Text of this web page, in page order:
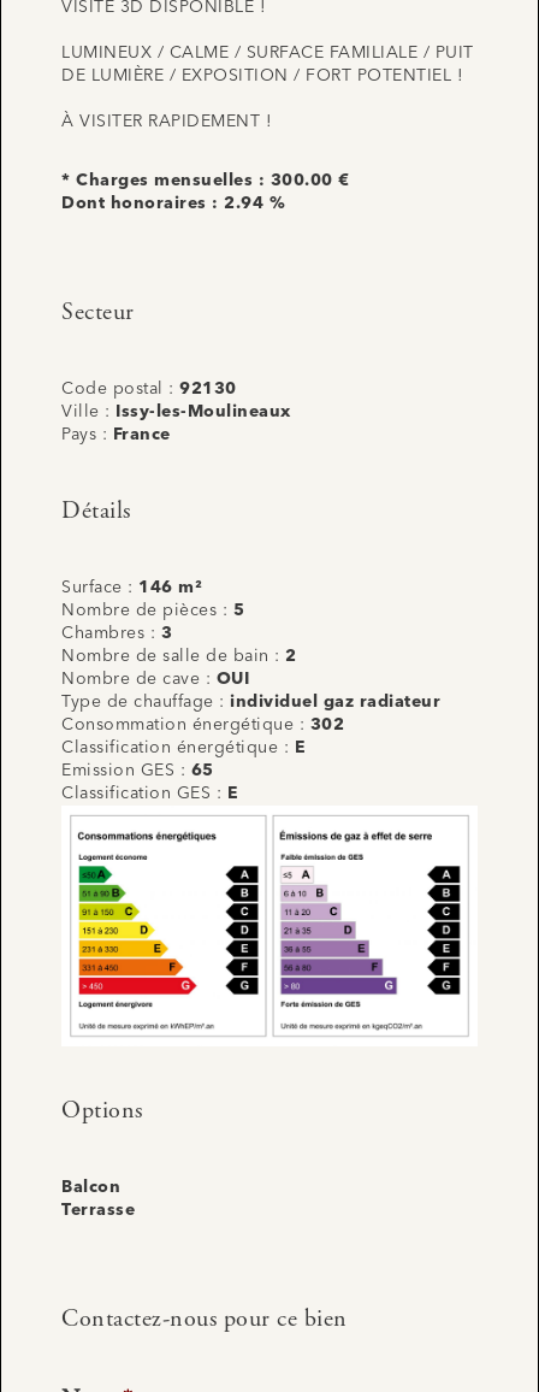
VISITE 3D DISPONIBLE !
LUMINEUX / CALME / SURFACE FAMILIALE / PUIT
DE LUMIÈRE / EXPOSITION / FORT POTENTIEL !
À VISITER RAPIDEMENT !
* Charges mensuelles : 300.00 €
Dont honoraires : 2.94 %
Secteur
Code postal : 92130
Ville :
Issy-les-Moulineaux
Pays :
France
Détails
Surface : 146 m²
Nombre de pièces : 5
Chambres : 3
Nombre de salle de bain : 2
Nombre de cave : OUI
Type de chauffage : individuel gaz radiateur
Consommation énergétique : 302
Classification énergétique :
E
Emission GES : 65
Classification GES :
E
Options
Balcon
Terrasse
Contactez-nous pour ce bien